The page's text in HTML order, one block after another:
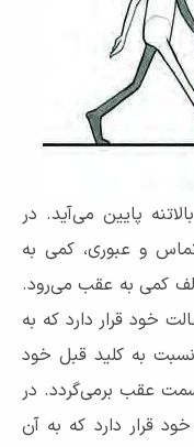
پایین می‌آید. در
و عبوری، کمی به
کمی به عقب می‌رود.
خود قرار دارد که به
به کلید قبل خود
عقب برمی‌گردد. در
قرار دارد که به آن